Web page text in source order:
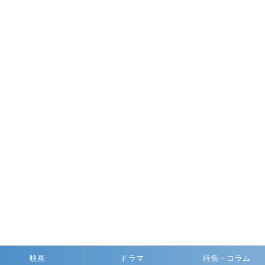
映画 ドラマ 特集・コラム